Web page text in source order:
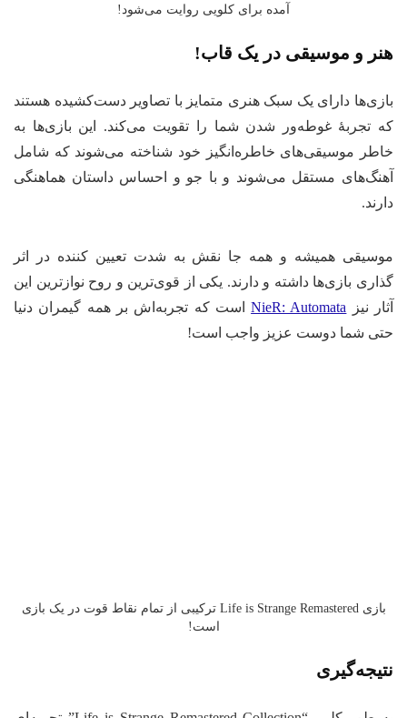
آمده برای کلویی روایت می‌شود!
هنر و موسیقی در یک قاب!
بازی‌ها دارای یک سبک هنری متمایز با تصاویر دست‌کشیده هستند
که تجربهٔ غوطه‌ور شدن شما را تقویت می‌کند. این بازی‌ها به
خاطر موسیقی‌های خاطره‌انگیز خود شناخته می‌شوند که شامل
آهنگ‌های مستقل می‌شوند و با جو و احساس داستان هماهنگی
دارند.
موسیقی همیشه و همه جا نقش به شدت تعیین کننده در اثر
گذاری بازی‌ها داشته و دارند. یکی از قوی‌ترین و روح نوازترین این
آثار نیز NieR: Automataاست که تجربه‌اش بر همه گیمران دنیا
حتی شما دوست عزیز واجب است!
بازی Life is Strange Remastered ترکیبی از تمام نقاط قوت در یک بازی
است!
نتیجه‌گیری